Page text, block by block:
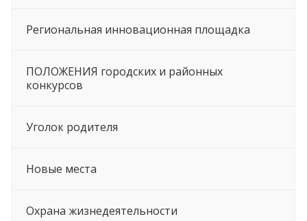
Региональная инновационная площадка
ПОЛОЖЕНИЯ городских и районных
конкурсов
Уголок родителя
Новые места
Охрана жизнедеятельности